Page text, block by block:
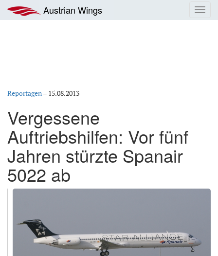
Inhalt
springen
Austrian Wings
Reportagen– 15.08.2013
Vergessene
Auftriebshilfen: Vor fünf
Jahren stürzte Spanair
5022 ab